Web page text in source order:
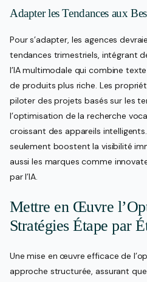
Adapter les Tendances aux
Pour s’adapter, les agences
tendances trimestriels, intégrant
l’IA multimodale qui combine
de produits plus riche. Les
piloter des projets basés sur les
l’optimisation de la recherche
croissant des appareils
seulement boostent la visibilité
aussi les marques comme
par l’IA.
Mettre en Œuvre
Stratégies Étape par
Une mise en œuvre efficace de
approche structurée, assurant